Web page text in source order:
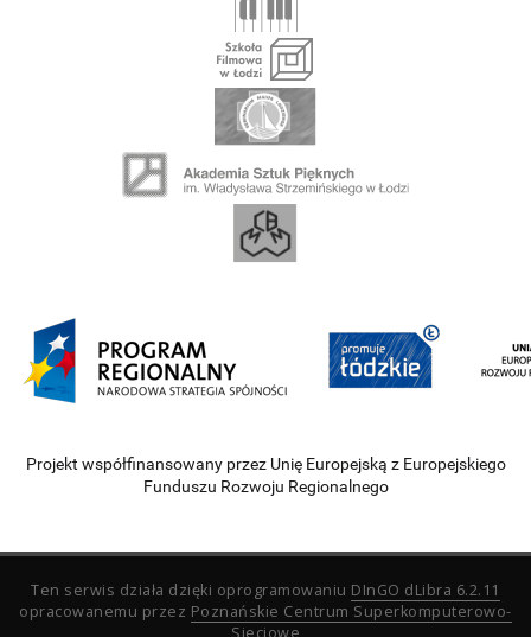
Projekt współfinansowany przez Unię Europejską z Europejskiego
Funduszu Rozwoju Regionalnego
Ten serwis działa dzięki oprogramowaniu DInGO dLibra 6.2.11
opracowanemu przez Poznańskie Centrum Superkomputerowo-
Sieciowe